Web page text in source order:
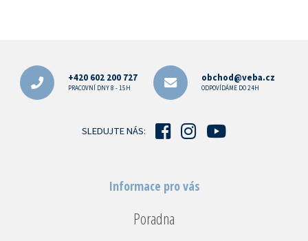
+420 602 200 727
PRACOVNÍ DNY 8 - 15H
obchod@veba.cz
ODPOVÍDÁME DO 24H
SLEDUJTE NÁS:
Informace pro vás
Poradna